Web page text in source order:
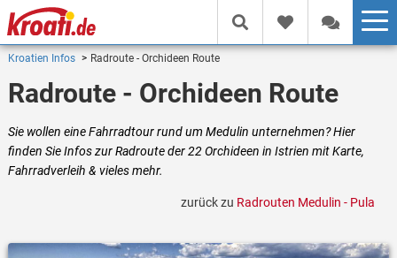
Kroatien Infos Radroute - Orchideen Route
Radroute - Orchideen Route
Sie wollen eine Fahrradtour rund um Medulin unternehmen? Hier
finden Sie Infos zur Radroute der 22 Orchideen in Istrien mit Karte,
Fahrradverleih & vieles mehr.
zurück zu Radrouten Medulin - Pula